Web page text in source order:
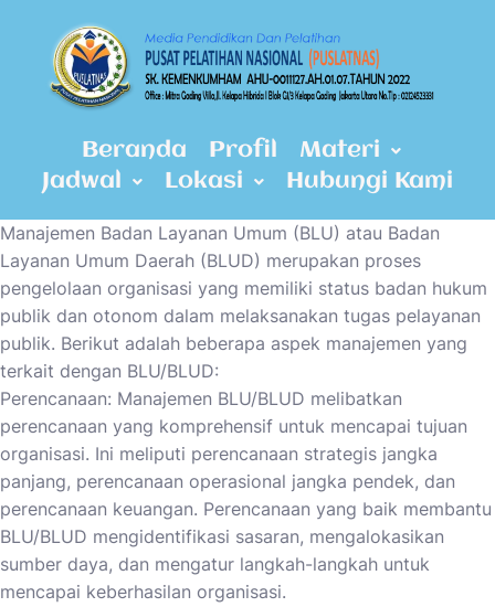
Beranda Profil
Materi
Jadwal
Lokasi Hubungi Kami
Manajemen Badan Layanan Umum (BLU) atau Badan
Layanan Umum Daerah (BLUD) merupakan proses
pengelolaan organisasi yang memiliki status badan hukum
publik dan otonom dalam melaksanakan tugas pelayanan
publik. Berikut adalah beberapa aspek manajemen yang
terkait dengan BLU/BLUD:
Perencanaan: Manajemen BLU/BLUD melibatkan
perencanaan yang komprehensif untuk mencapai tujuan
organisasi. Ini meliputi perencanaan strategis jangka
panjang, perencanaan operasional jangka pendek, dan
perencanaan keuangan. Perencanaan yang baik membantu
BLU/BLUD mengidentifikasi sasaran, mengalokasikan
sumber daya, dan mengatur langkah-langkah untuk
mencapai keberhasilan organisasi.